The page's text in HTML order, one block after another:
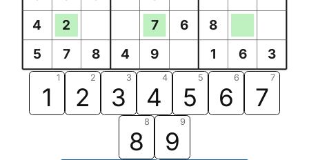
4 2 7 6 8
5 7 8 4 9 1 6 3
1
1
2
2
3
3
4
4
5
5
6
6
7
7
8
8
9
9